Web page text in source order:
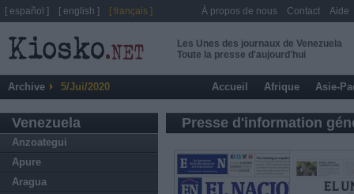
Les Unes des journaux de Venezuela
Toute la presse d'aujourd'hui
Archive 5/Jui/2020 Accueil Afrique Asie-
Venezuela
Anzoategui
Apure
Aragua
Presse d'information
[ español ] [ english ] [ français ] À propos de nous Contact Aide